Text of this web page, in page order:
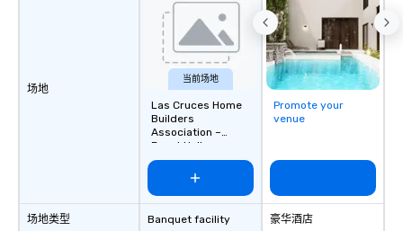
场地
场地类型
当前场地
Las Cruces Home
Builders
Association –
Event Hall
Banquet facility
Promote your
venue
豪华酒店